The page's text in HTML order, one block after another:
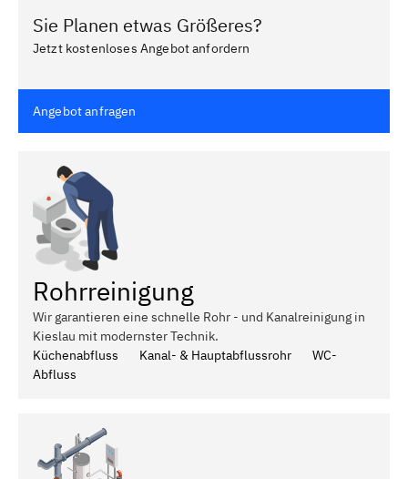
Sie Planen etwas Größeres?
Jetzt kostenloses Angebot anfordern
Angebot anfragen
Rohrreinigung
Wir garantieren eine schnelle Rohr - und Kanalreinigung in
Kieslau mit modernster Technik.
Küchenabfluss
Kanal- & Hauptabflussrohr
WC-
Abfluss